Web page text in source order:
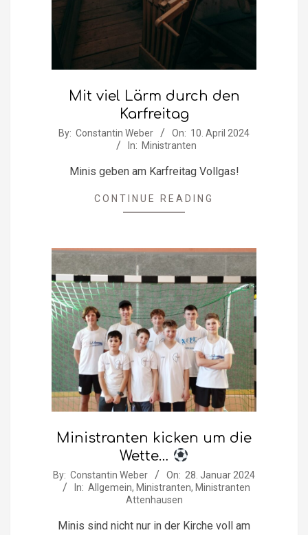
Mit viel Lärm durch den
Karfreitag
2024-
By: Constantin Weber On: 10. April 2024
In: Ministranten
Minis geben am Karfreitag Vollgas!
CONTINUE READING
Ministranten kicken um die
Wette…
2024-
01-
By: Constantin Weber On: 28. Januar 2024
In: Allgemein, Ministranten, Ministranten
Attenhausen
Minis sind nicht nur in der Kirche voll am